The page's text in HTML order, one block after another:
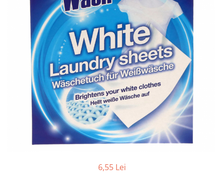
Detergent pardoseala
Detergent toaleta
Echipamente de curăţenie
Folie aluminiu,folie alimentara
Galeata mop
Hartie igienica
Insecticide
Lavete de curatare
Parfum de camere
Indepartarea parului
Ingrijirea buzei
Lotiune de corp
Pachete de cadouri
Parfum
Pasta de dinti
Pensula machiaj
Periuta de dinti
Produse pentru coafat
6,55 Lei